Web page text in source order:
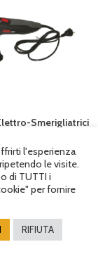
Smerigliatrici
,SCU
e Mole
| REA: TN - 184391 |
450505 | WhatsApp:
| PEC :
l'esperienza
le visite.
di TUTTI i
per fornire
RIFIUTA